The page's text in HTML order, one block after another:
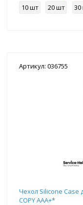
10 шт
20 шт
Артикул: 036755
Чехол Silicone Case
COPY AAA+*